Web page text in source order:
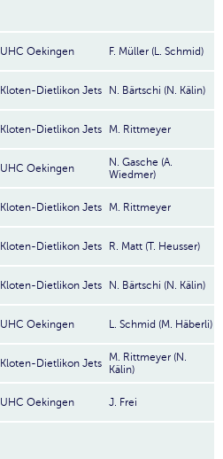
UHC Oekingen F. Müller (L. Schmid)
Kloten-Dietlikon Jets N. Bärtschi (N. Kälin)
Kloten-Dietlikon Jets M. Rittmeyer
UHC Oekingen
N. Gasche (A.
Wiedmer)
Kloten-Dietlikon Jets M. Rittmeyer
Kloten-Dietlikon Jets R. Matt (T. Heusser)
Kloten-Dietlikon Jets N. Bärtschi (N. Kälin)
UHC Oekingen L. Schmid (M. Häberli)
Kloten-Dietlikon Jets
M. Rittmeyer (N.
Kälin)
UHC Oekingen J. Frei